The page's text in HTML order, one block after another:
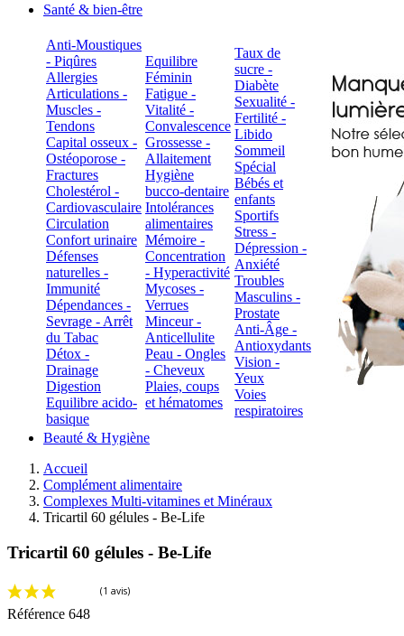
Santé & bien-être
Anti-Moustiques
- Piqûres
Allergies
Articulations -
Muscles -
Tendons
Capital osseux -
Ostéoporose -
Fractures
Cholestérol -
Cardiovasculaire
Circulation
Confort urinaire
Défenses
naturelles -
Immunité
Dépendances -
Sevrage - Arrêt
du Tabac
Détox -
Drainage
Digestion
Equilibre acido-
basique
Equilibre
Féminin
Fatigue -
Vitalité -
Convalescence
Grossesse -
Allaitement
Hygiène
bucco-dentaire
Intolérances
alimentaires
Mémoire -
Concentration
- Hyperactivité
Mycoses -
Verrues
Minceur -
Anticellulite
Peau - Ongles
- Cheveux
Plaies, coups
et hématomes
Taux de
sucre -
Diabète
Sexualité -
Fertilité -
Libido
Sommeil
Spécial
Bébés et
enfants
Sportifs
Stress -
Dépression -
Anxiété
Troubles
Masculins -
Prostate
Anti-Âge -
Antioxydants
Vision -
Yeux
Voies
respiratoires
Beauté & Hygiène
Accueil
Complément alimentaire
Complexes Multi-vitamines et Minéraux
Tricartil 60 gélules - Be-Life
Tricartil 60 gélules - Be-Life
Référence 648